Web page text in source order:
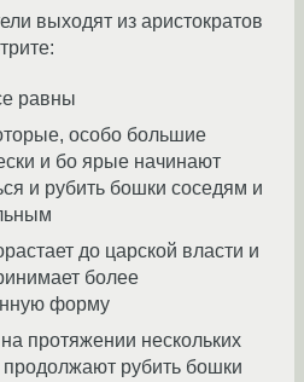
выходят из аристократов
равны
особо большие
и бо ярые начинают
и рубить бошки соседям и
до царской власти и
более
форму
протяжении нескольких
продолжают рубить бошки